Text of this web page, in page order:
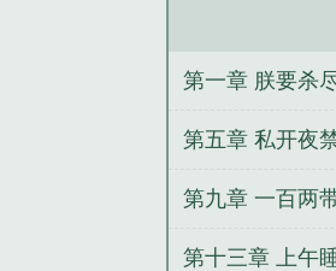
坚，从拳王开始
第一章 朕要杀
第五章 私开夜
上一笔
第九章 一百两
到精通
第十三章 上午